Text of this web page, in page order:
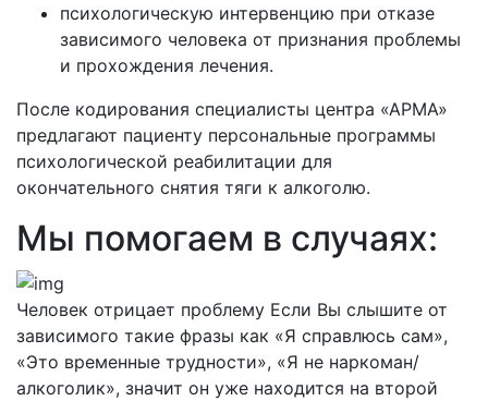
психологическую интервенцию при отказе
зависимого человека от признания проблемы
и прохождения лечения.
После кодирования специалисты центра «АРМА»
предлагают пациенту персональные программы
психологической реабилитации для
окончательного снятия тяги к алкоголю.
Мы помогаем в случаях:
Человек отрицает проблему Если Вы слышите от
зависимого такие фразы как «Я справлюсь сам»,
«Это временные трудности», «Я не наркоман/
алкоголик», значит он уже находится на второй